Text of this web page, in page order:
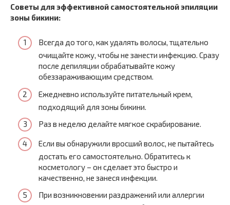
Советы для эффективной самостоятельной эпиляции
зоны бикини:
Всегда до того, как удалять волосы, тщательно
очищайте кожу, чтобы не занести инфекцию. Сразу
после депиляции обрабатывайте кожу
обеззараживающим средством.
Ежедневно используйте питательный крем,
подходящий для зоны бикини.
Раз в неделю делайте мягкое скрабирование.
Если вы обнаружили вросший волос, не пытайтесь
достать его самостоятельно. Обратитесь к
косметологу – он сделает это быстро и
качественно, не занеся инфекции.
При возникновении раздражений или аллергии